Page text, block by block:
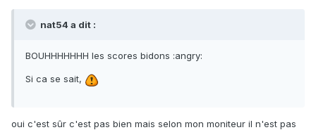
nat54 a dit :
BOUHHHHHHH les scores bidons :angry:
Si ca se sait,
oui c'est sûr c'est pas bien mais selon mon moniteur il n'est pas